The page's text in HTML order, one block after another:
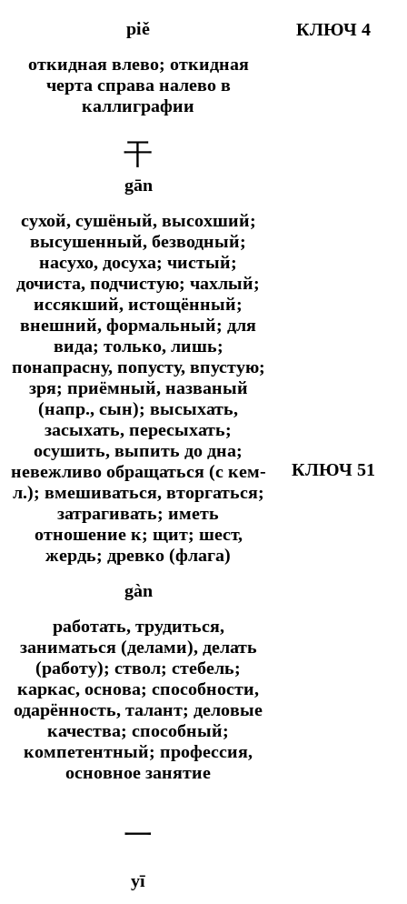
piě
откидная влево; откидная
черта справа налево в
каллиграфии
КЛЮЧ 4
干
gān
сухой, сушёный, высохший;
высушенный, безводный;
насухо, досуха; чистый;
дочиста, подчистую; чахлый;
иссякший, истощённый;
внешний, формальный; для
вида; только, лишь;
понапрасну, попусту, впустую;
зря; приёмный, названый
(напр., сын); высыхать,
засыхать, пересыхать;
осушить, выпить до дна;
невежливо обращаться (с кем-
л.); вмешиваться, вторгаться;
затрагивать; иметь
отношение к; щит; шест,
жердь; древко (флага)
gàn
работать, трудиться,
заниматься (делами), делать
(работу); ствол; стебель;
каркас, основа; способности,
одарённость, талант; деловые
качества; способный;
компетентный; профессия,
основное занятие
КЛЮЧ 51
一
yī